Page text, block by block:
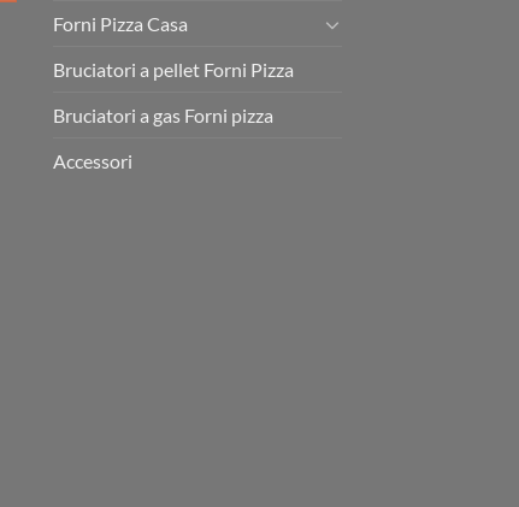
Forni Pizza Casa
Bruciatori a pellet Forni Pizza
Bruciatori a gas Forni pizza
Accessori